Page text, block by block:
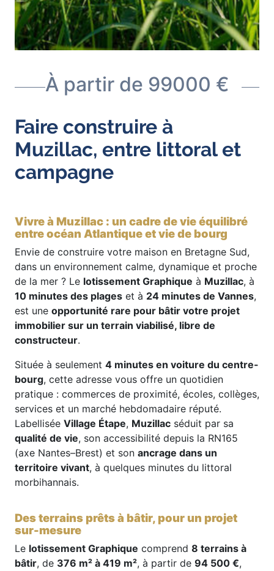
À partir de 99000 €
Faire construire à
Muzillac, entre littoral et
campagne
Vivre à Muzillac : un cadre de vie équilibré
entre océan Atlantique et vie de bourg
Envie de construire votre maison en Bretagne Sud,
dans un environnement calme, dynamique et proche
de la mer ? Le lotissement Graphique à Muzillac, à
10 minutes des plages et à 24 minutes de Vannes,
est une opportunité rare pour bâtir votre projet
immobilier sur un terrain viabilisé, libre de
constructeur.
Située à seulement 4 minutes en voiture du centre-
bourg, cette adresse vous offre un quotidien
pratique : commerces de proximité, écoles, collèges,
services et un marché hebdomadaire réputé.
Labellisée Village Étape, Muzillac séduit par sa
qualité de vie, son accessibilité depuis la RN165
(axe Nantes–Brest) et son ancrage dans un
territoire vivant, à quelques minutes du littoral
morbihannais.
Des terrains prêts à bâtir, pour un projet
sur-mesure
Le lotissement Graphique comprend 8 terrains à
bâtir, de 376 m² à 419 m², à partir de 94 500 €,